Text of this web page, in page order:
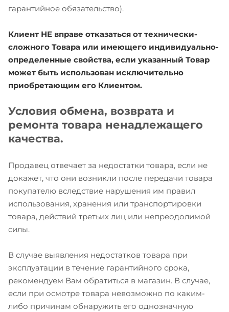
гарантийное обязательство).
Клиент НЕ вправе отказаться от технически-
сложного Товара или имеющего индивидуально-
определенные свойства, если указанный Товар
может быть использован исключительно
приобретающим его Клиентом.
Условия обмена, возврата и
ремонта товара ненадлежащего
качества.
Продавец отвечает за недостатки товара, если не
докажет, что они возникли после передачи товара
покупателю вследствие нарушения им правил
использования, хранения или транспортировки
товара, действий третьих лиц или непреодолимой
силы.
В случае выявления недостатков товара при
эксплуатации в течение гарантийного срока,
рекомендуем Вам обратиться в магазин. В случае,
если при осмотре товара невозможно по каким-
либо причинам обнаружить его однозначную